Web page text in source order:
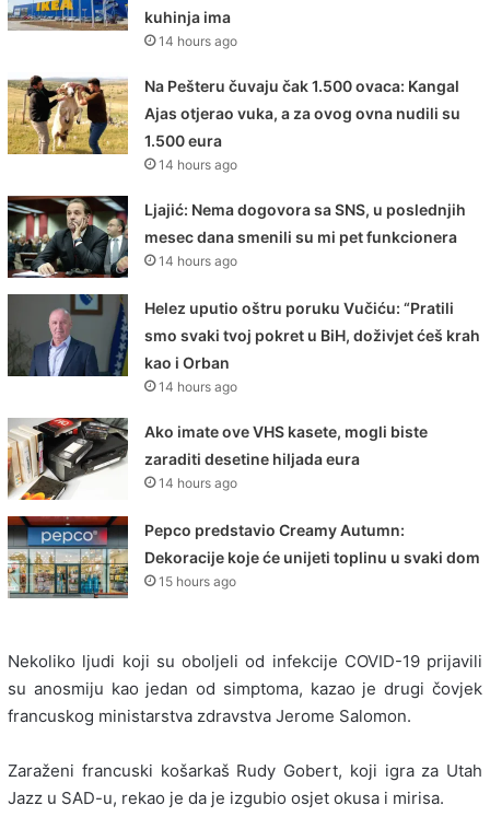
kuhinja ima
14 hours ago
Na Pešteru čuvaju čak 1.500 ovaca: Kangal
Ajas otjerao vuka, a za ovog ovna nudili su
1.500 eura
14 hours ago
Ljajić: Nema dogovora sa SNS, u poslednjih
mesec dana smenili su mi pet funkcionera
14 hours ago
Helez uputio oštru poruku Vučiću: “Pratili
smo svaki tvoj pokret u BiH, doživjet ćeš krah
kao i Orban
14 hours ago
Ako imate ove VHS kasete, mogli biste
zaraditi desetine hiljada eura
14 hours ago
Pepco predstavio Creamy Autumn:
Dekoracije koje će unijeti toplinu u svaki dom
15 hours ago
Nekoliko ljudi koji su oboljeli od infekcije COVID-19 prijavili
su anosmiju kao jedan od simptoma, kazao je drugi čovjek
francuskog ministarstva zdravstva Jerome Salomon.
Zaraženi francuski košarkaš Rudy Gobert, koji igra za Utah
Jazz u SAD-u, rekao je da je izgubio osjet okusa i mirisa.